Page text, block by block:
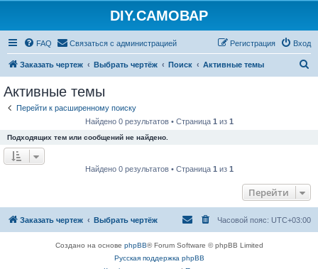
DIY.САМОВАР
FAQ Связаться с администрацией Вход
Регистрация
Заказать чертеж Выбрать чертёж Поиск Активные темы
Активные темы
Перейти к расширенному поиску
Найдено 0 результатов • Страница 1 из 1
Подходящих тем или сообщений не найдено.
Найдено 0 результатов • Страница 1 из 1
Перейти
Заказать чертеж Выбрать чертёж Часовой пояс: UTC+03:00
Создано на основе phpBB® Forum Software © phpBB Limited
Русская поддержка phpBB